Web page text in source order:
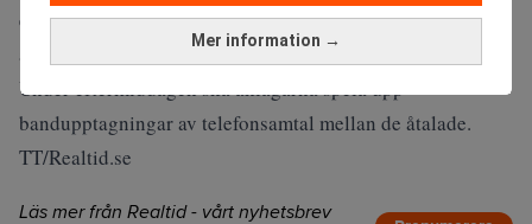
Mer information →
en av de kontantkortstelefoner, ”jokrar”, som de åtalade
använt för att diskutera sina affärer.
Under eftermiddagen ska åklagarna spela upp
bandupptagningar av telefonsamtal mellan de åtalade.
TT/Realtid.se
Läs mer från Realtid - vårt nyhetsbrev